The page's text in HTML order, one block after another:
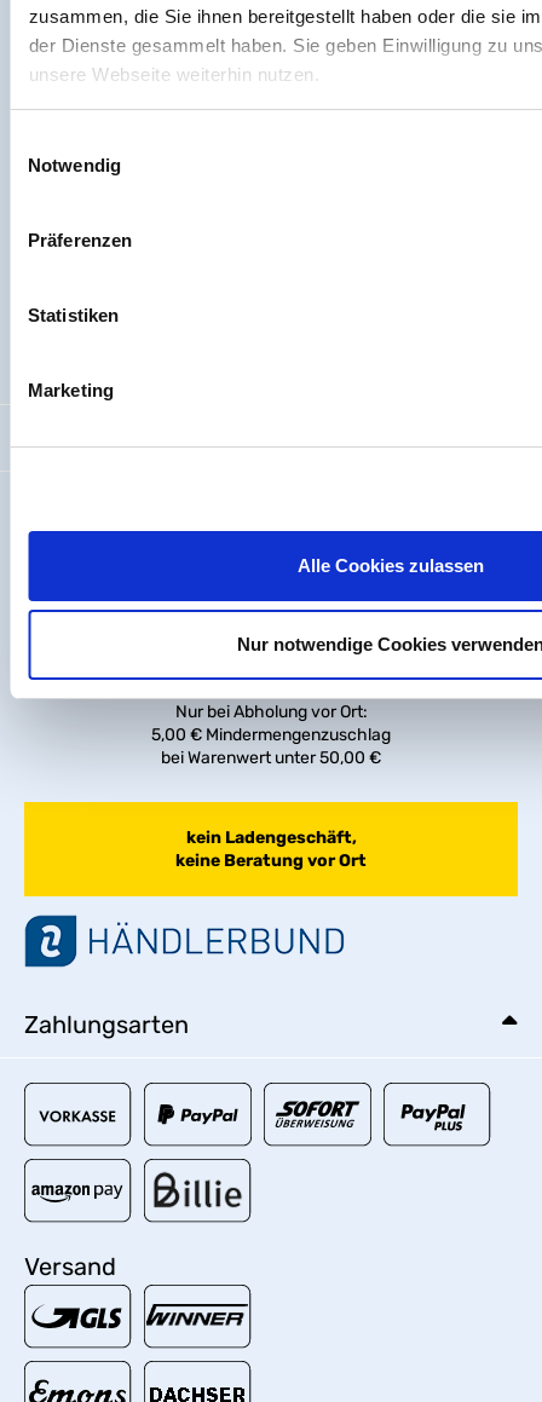
zusammen, die Sie ihnen bereitgestellt haben oder die sie
der Dienste gesammelt haben. Sie geben Einwilligung zu
unsere Webseite weiterhin nutzen.
Notwendig
Präferenzen
Statistiken
Marketing
Alle Cookies zulassen
Nur notwendige Cookies
Bürozeiten - Abholzeiten:
8 – 12 Uhr | 14 – 16 Uhr
Nur bei Abholung vor Ort:
5,00 € Mindermengenzuschlag
bei Warenwert unter 50,00 €
kein Ladengeschäft,
keine Beratung vor Ort
Zahlungsarten
Versand